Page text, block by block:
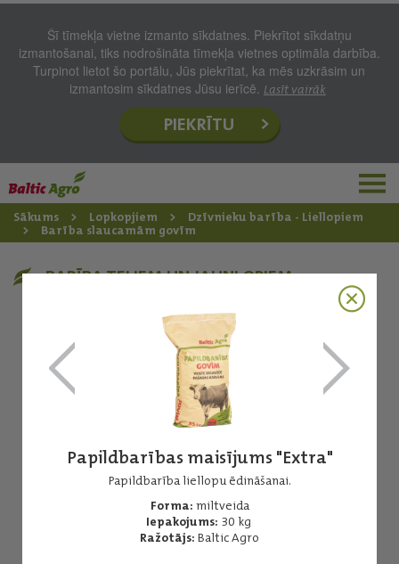
Šī tīmekļa vietne izmanto sīkdatnes. Piekrītot sīkdatņu
izmantošanai, tiks nodrošināta tīmekļa vietnes optimāla darbība.
Turpinot lietot šo portālu, Jūs piekrītat, ka mēs uzkrāsim un
izmantosim sīkdatnes Jūsu ierīcē. Lasīt vairāk
PIEKRĪTU
Sākums Lopkopjiem
Dzīvnieku barība - Liellopiem
Barība slaucamām govīm
Papildbarības maisījums "Extra"
Papildbarība liellopu ēdināšanai.
Forma: miltveida
Iepakojums: 30 kg
Ražotājs: Baltic Agro
BARĪBA TEĻIEM UN JAUNLOPIEM
No 0 līdz 1.5 mēnešiem "Premium"
Augstvērtīga papildbarība teļu ēdināšanā no 3 dienu vecuma